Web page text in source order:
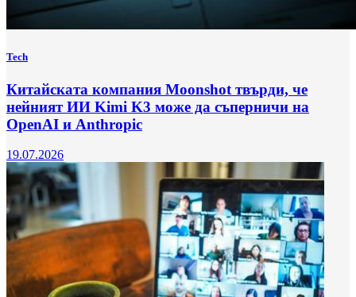
Tech
Китайската компания Moonshot твърди, че
нейният ИИ Kimi K3 може да съперничи на
OpenAI и Anthropic
19.07.2026